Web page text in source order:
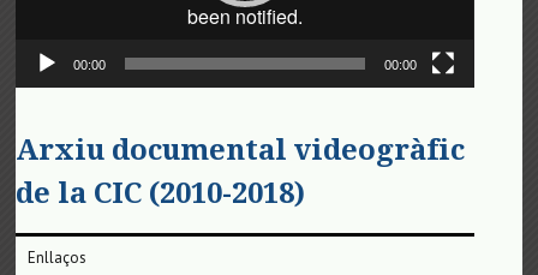
00:00 00:00
Arxiu documental videogràfic
de la CIC (2010-2018)
Enllaços